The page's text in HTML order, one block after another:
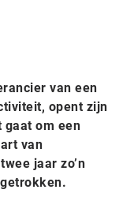
van een
opent zijn
om een
van
jaar zo’n